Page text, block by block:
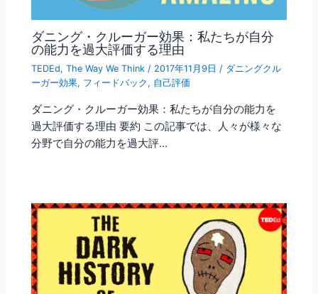
ダニング・クルーガー効果：私たちが自分
の能力を過大評価する理由
TEDEd,The Way We Think / 2017年11月9日/ ダニングクル
ーガー効果, フィードバック , 自己評価
ダニング・クルーガー効果：私たちが自分の能力を
過大評価する理由 要約 この記事では、人々が様々な
分野で自分の能力を過大評…